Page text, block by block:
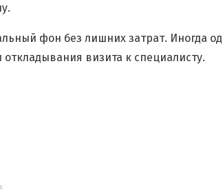
фон без лишних затрат. Иногда
визита к специалисту.